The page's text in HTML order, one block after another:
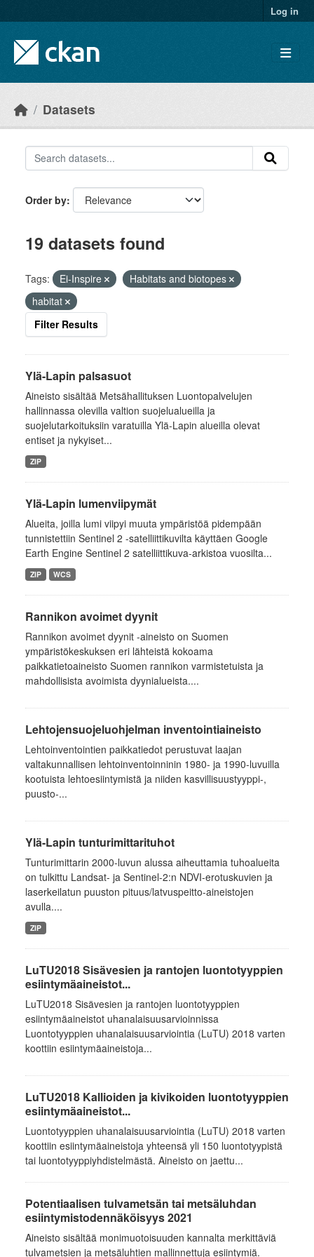
Log in
Datasets
Order by
19 datasets found
Tags: Ei-Inspire
Habitats and biotopes
habitat
Filter Results
Ylä-Lapin palsasuot
Aineisto sisältää Metsähallituksen Luontopalvelujen
hallinnassa olevilla valtion suojelualueilla ja
suojelutarkoituksiin varatuilla Ylä-Lapin alueilla olevat
entiset ja nykyiset...
ZIP
Ylä-Lapin lumenviipymät
Alueita, joilla lumi viipyi muuta ympäristöä pidempään
tunnistettiin Sentinel 2 -satelliittikuvilta käyttäen Google
Earth Engine Sentinel 2 satelliittikuva-arkistoa vuosilta...
ZIP WCS
Rannikon avoimet dyynit
Rannikon avoimet dyynit -aineisto on Suomen
ympäristökeskuksen eri lähteistä kokoama
paikkatietoaineisto Suomen rannikon varmistetuista ja
mahdollisista avoimista dyynialueista....
Lehtojensuojeluohjelman inventointiaineisto
Lehtoinventointien paikkatiedot perustuvat laajan
valtakunnallisen lehtoinventoinninin 1980- ja 1990-luvuilla
kootuista lehtoesiintymistä ja niiden kasvillisuustyyppi-,
puusto-...
Ylä-Lapin tunturimittarituhot
Tunturimittarin 2000-luvun alussa aiheuttamia tuhoalueita
on tulkittu Landsat- ja Sentinel-2:n NDVI-erotuskuvien ja
laserkeilatun puuston pituus/latvuspeitto-aineistojen
avulla....
ZIP
LuTU2018 Sisävesien ja rantojen luontotyyppien
esiintymäaineistot...
LuTU2018 Sisävesien ja rantojen luontotyyppien
esiintymäaineistot uhanalaisuusarvioinnissa
Luontotyyppien uhanalaisuusarviointia (LuTU) 2018 varten
koottiin esiintymäaineistoja...
LuTU2018 Kallioiden ja kivikoiden luontotyyppien
esiintymäaineistot...
Luontotyyppien uhanalaisuusarviointia (LuTU) 2018 varten
koottiin esiintymäaineistoja yhteensä yli 150 luontotyypistä
tai luontotyyppiyhdistelmästä. Aineisto on jaettu...
Potentiaalisen tulvametsän tai metsäluhdan
esiintymistodennäköisyys 2021
Aineisto sisältää monimuotoisuuden kannalta merkittäviä
tulvametsien ja metsäluhtien mallinnettuja esiintymiä.